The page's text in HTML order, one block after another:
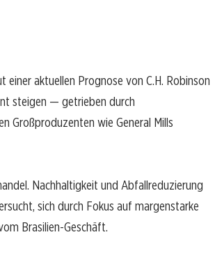
aktuellen Prognose von C.H. Robinson
steigen — getrieben durch
Großproduzenten wie General Mills
Nachhaltigkeit und Abfallreduzierung
sich durch Fokus auf margenstarke
Brasilien-Geschäft.